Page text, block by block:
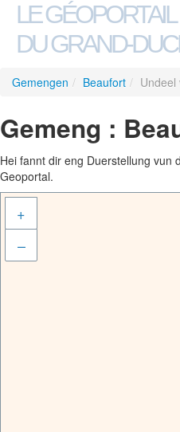
LE
DU GRAND-
Gemengen / Beaufort /
Gemeng :
Hei fannt dir eng Duerstellung vun
Geoportal.
+
–